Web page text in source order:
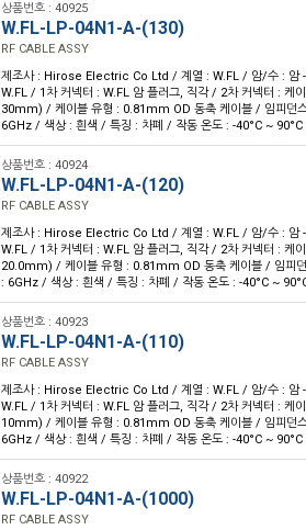
상품번호 : 40925
W.FL-LP-04N1-A-(130)
RF CABLE ASSY
제조사 : Hirose Electric Co Ltd / 계열 : W.FL / 암/수 : 암 -
W.FL / 1차 커넥터 : W.FL 암 플러그, 직각 / 2차 커넥터 : 케
30mm) / 케이블 유형 : 0.81mm OD 동축 케이블 / 임피던
6GHz / 색상 : 흰색 / 특징 : 차폐 / 작동 온도 : -40°C ~ 90°C
상품번호 : 40924
W.FL-LP-04N1-A-(120)
RF CABLE ASSY
제조사 : Hirose Electric Co Ltd / 계열 : W.FL / 암/수 : 암 -
W.FL / 1차 커넥터 : W.FL 암 플러그, 직각 / 2차 커넥터 : 케
20.0mm) / 케이블 유형 : 0.81mm OD 동축 케이블 / 임피
: 6GHz / 색상 : 흰색 / 특징 : 차폐 / 작동 온도 : -40°C ~
상품번호 : 40923
W.FL-LP-04N1-A-(110)
RF CABLE ASSY
제조사 : Hirose Electric Co Ltd / 계열 : W.FL / 암/수 : 암 -
W.FL / 1차 커넥터 : W.FL 암 플러그, 직각 / 2차 커넥터 : 케
10mm) / 케이블 유형 : 0.81mm OD 동축 케이블 / 임피던
6GHz / 색상 : 흰색 / 특징 : 차폐 / 작동 온도 : -40°C ~ 90°C
상품번호 : 40922
W.FL-LP-04N1-A-(1000)
RF CABLE ASSY